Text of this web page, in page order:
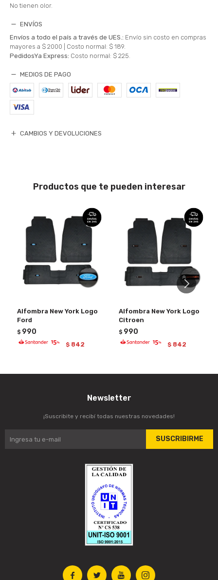
No tienen olor.
ENVÍOS
Envíos a todo el país a través de UES.: Envío sin costo en compras
mayores a $ 2000 | Costo normal: $ 189.
PedidosYa Express: Costo normal: $ 225.
MEDIOS DE PAGO
CAMBIOS Y DEVOLUCIONES
Productos que te pueden interesar
Alfombra New York Logo
Ford
$ 990
$ 842
Alfombra New York Logo
Citroen
$ 990
$ 842
   
Newsletter
¡Suscribite y recibí todas nuestras novedades!
SUSCRIBIRME